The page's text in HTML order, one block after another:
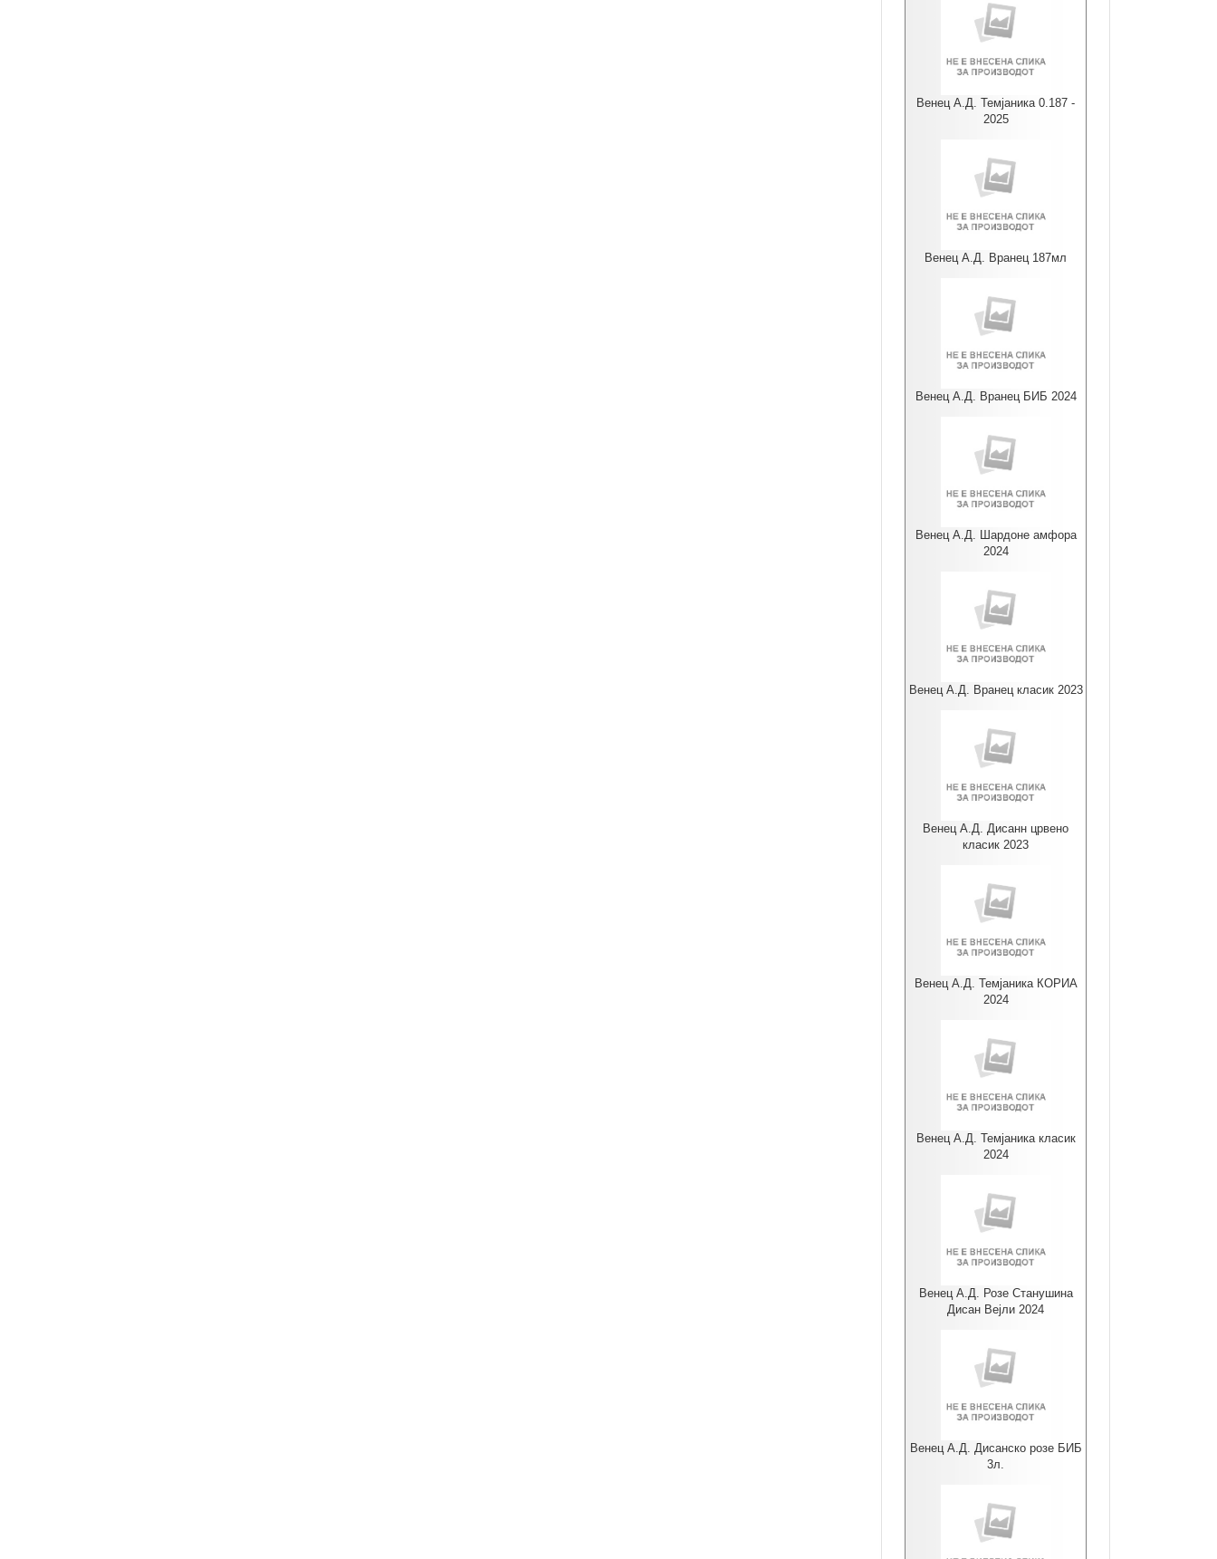
Венец А.Д. Темјаника 0.187 -
2025
Венец А.Д. Вранец 187мл
Венец А.Д. Вранец БИБ 2024
Венец А.Д. Шардоне амфора
2024
Венец А.Д. Вранец класик 2023
Венец А.Д. Дисанн црвено
класик 2023
Венец А.Д. Темјаника КОРИА
2024
Венец А.Д. Темјаника класик
2024
Венец А.Д. Розе Станушина
Дисан Вејли 2024
Венец А.Д. Дисанско розе БИБ
3л.